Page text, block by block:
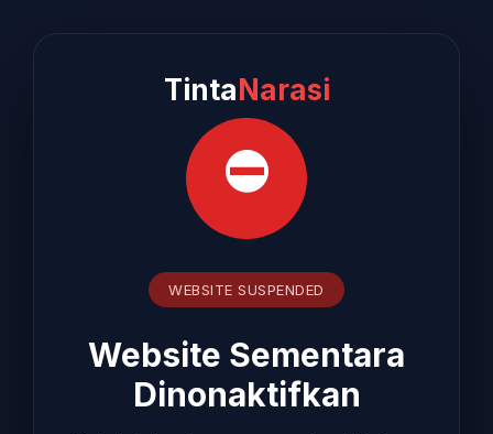
TintaNarasi
⛔
WEBSITE SUSPENDED
Website Sementara
Dinonaktifkan